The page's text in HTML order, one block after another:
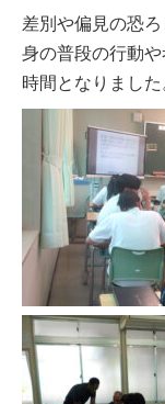
差別や偏見の恐
身の普段の行動
時間となりました